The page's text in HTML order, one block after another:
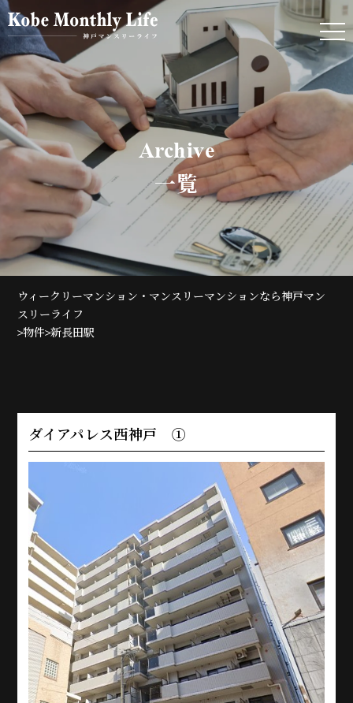
Archive
一覧
ウィークリーマンション・マンスリーマンションなら神戸マン
スリーライフ
>物件>新長田駅
ダイアパレス西神戸 ①